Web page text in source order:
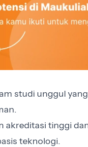
studi unggul
akreditasi tinggi
teknologi.